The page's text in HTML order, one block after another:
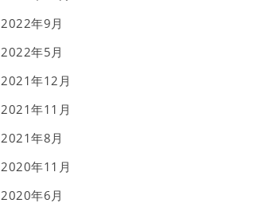
2022年9月
2022年5月
2021年12月
2021年11月
2021年8月
2020年11月
2020年6月